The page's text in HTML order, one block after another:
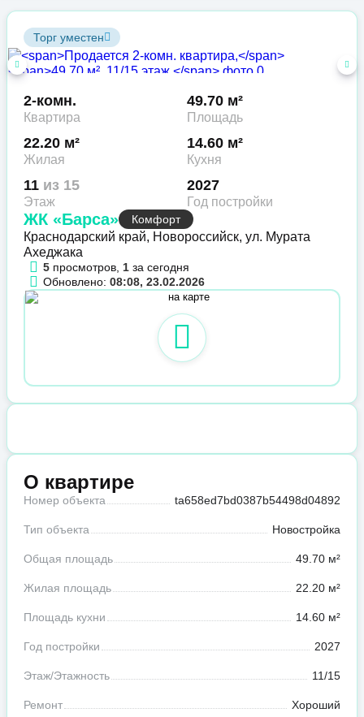
Торг уместен
2-комн.
Квартира
49.70 м²
Площадь
22.20 м²
Жилая
14.60 м²
Кухня
11 из 15
Этаж
2027
Год постройки
ЖК «Барса» Комфорт
Краснодарский край, Новороссийск, ул. Мурата
Ахеджака
5 просмотров, 1 за сегодня
Обновлено: 08:08, 23.02.2026
О квартире
Номер объекта ta658ed7bd0387b54498d04892
Тип объекта Новостройка
Общая площадь 49.70 м²
Жилая площадь 22.20 м²
Площадь кухни 14.60 м²
Год постройки 2027
Этаж/Этажность 11/15
Ремонт Хороший